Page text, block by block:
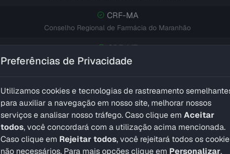
CRF-MA
Conselho Regional de Farmácia do Maranhão
CRF-MT
Conselho Regional de Farmácia de Mato Grosso
Conselho Regional de Farmácia de Mato Grosso do Sul
CRF-MG
Conselho Regional de Farmácia de Minas Gerais
CRF-PR
Preferências de Privacidade
Utilizamos cookies e tecnologias de rastreamento
para auxiliar a navegação em nosso site, melhorar nossos
serviços e analisar nosso tráfego. Caso clique em Aceitar
todos, você concordará com a utilização acima mencionada.
Caso clique em Rejeitar todos, você rejeitará todos os
não necessários. Para mais opções clique em Personalizar.